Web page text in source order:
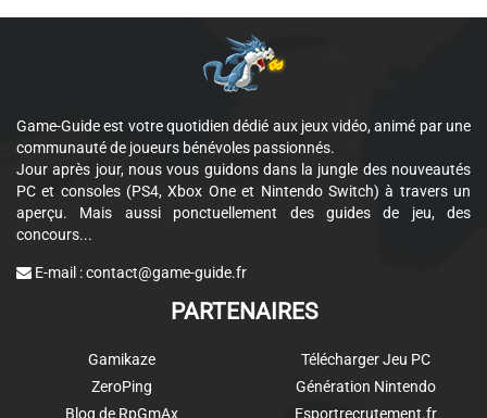
Game-Guide est votre quotidien dédié aux jeux vidéo, animé par une
communauté de joueurs bénévoles passionnés.
Jour après jour, nous vous guidons dans la jungle des nouveautés
PC et consoles (PS4, Xbox One et Nintendo Switch) à travers un
aperçu. Mais aussi ponctuellement des guides de jeu, des
concours...
E-mail :contact@game-guide.fr
PARTENAIRES
Gamikaze
ZeroPing
Blog de RpGmAx
Télécharger Jeu PC
Génération Nintendo
Esportrecrutement.fr